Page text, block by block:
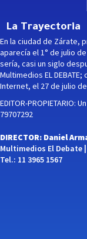
La Trayectoria
En la ciudad de Zárate,
aparecía el 1° de julio
sería, casi un siglo
Multimedios EL
Internet, el 27 de julio de
EDITOR-PROPIETARIO:
79707292
DIRECTOR: Daniel
Multimedios El Debate
Tel.: 11 3965 1567